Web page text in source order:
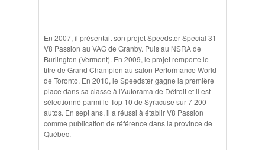
En 2007, il présentait son projet Speedster Special 31
V8 Passion au VAG de Granby. Puis au NSRA de
Burlington (Vermont). En 2009, le projet remporte le
titre de Grand Champion au salon Performance World
de Toronto. En 2010, le Speedster gagne la première
place dans sa classe à l’Autorama de Détroit et il est
sélectionné parmi le Top 10 de Syracuse sur 7 200
autos. En sept ans, il a réussi à établir V8 Passion
comme publication de référence dans la province de
Québec.